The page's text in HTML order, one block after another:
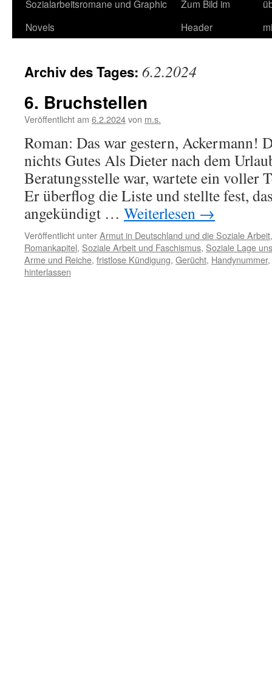
Sozialarbeitsromane und Graphic
Novels
Zum Bild im
Header
Archiv des Tages: 6.2.2024
6. Bruchstellen
Veröffentlicht am 6.2.2024von m.s.
Roman: Das war gestern, Ackermann!
nichts Gutes Als Dieter nach dem
Beratungsstelle war, wartete ein voller
Er überflog die Liste und stellte fest,
angekündigt … Weiterlesen →
Veröffentlicht unterArmut in Deutschland und die Soziale Arbeit
Romankapitel, Soziale Arbeit und Faschismus, Soziale Lage
Arme und Reiche, fristlose Kündigung, Gerücht, Handynummer,
hinterlassen